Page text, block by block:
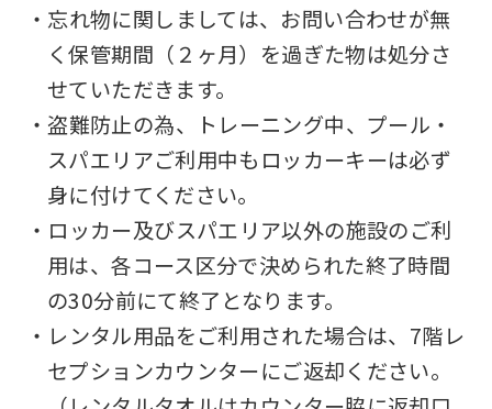
・忘れ物に関しましては、お問い合わせが無
く保管期間（２ヶ月）を過ぎた物は処分さ
せていただきます。
・盗難防止の為、トレーニング中、プール・
スパエリアご利用中もロッカーキーは必ず
身に付けてください。
・ロッカー及びスパエリア以外の施設のご利
用は、各コース区分で決められた終了時間
の30分前にて終了となります。
・レンタル用品をご利用された場合は、7階レ
セプションカウンターにご返却ください。